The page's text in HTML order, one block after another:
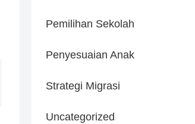
Pemilihan Sekolah
Penyesuaian Anak
Strategi Migrasi
Uncategorized